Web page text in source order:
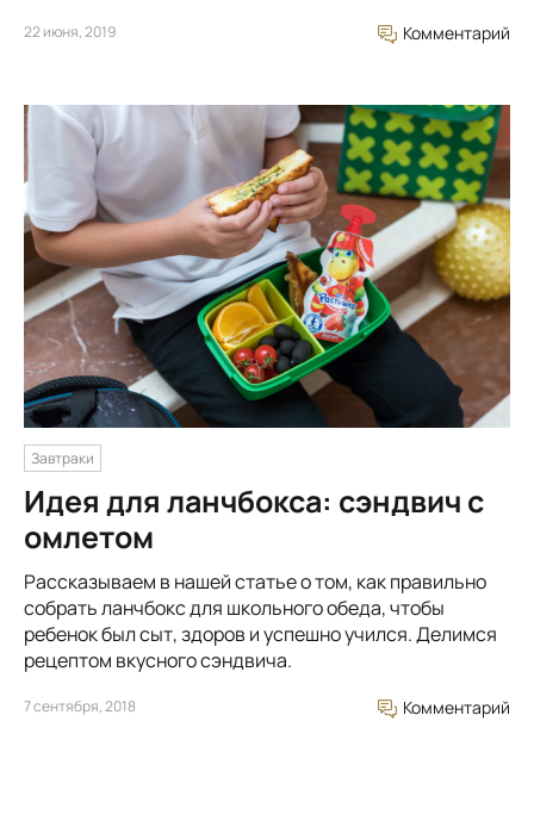
22 июня, 2019 Комментарий
Завтраки
Идея для ланчбокса: сэндвич с
омлетом
Рассказываем в нашей статье о том, как правильно
собрать ланчбокс для школьного обеда, чтобы
ребенок был сыт, здоров и успешно учился. Делимся
рецептом вкусного сэндвича.
7 сентября, 2018 Комментарий